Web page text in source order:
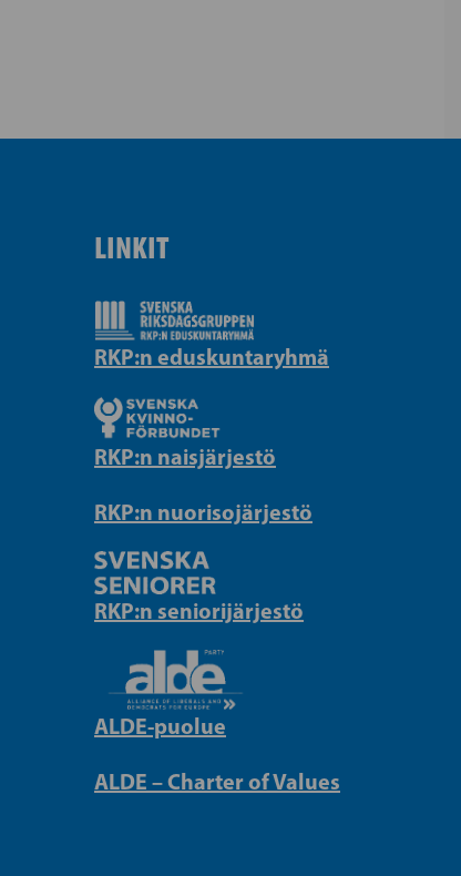
LINKIT
RKP:n eduskuntaryhmä
RKP:n naisjärjestö
RKP:n nuorisojärjestö
RKP:n seniorijärjestö
ALDE-puolue
ALDE – Charter of Values